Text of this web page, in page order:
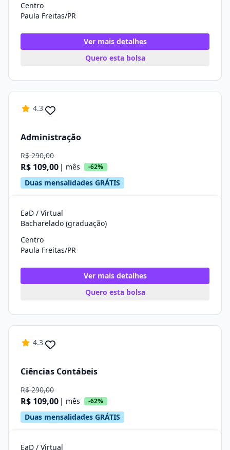
Centro
Paula Freitas/PR
Ver mais detalhes
Quero esta bolsa
4.3
Administração
R$ 290,00
R$ 109,00 | mês -62%
Duas mensalidades GRÁTIS
EaD / Virtual
Bacharelado (graduação)
Centro
Paula Freitas/PR
Ver mais detalhes
Quero esta bolsa
4.3
Ciências Contábeis
R$ 290,00
R$ 109,00 | mês -62%
Duas mensalidades GRÁTIS
EaD / Virtual